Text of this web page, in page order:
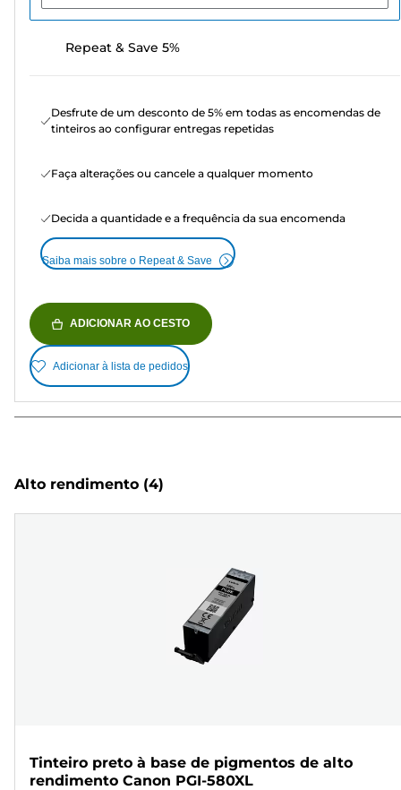
Repeat & Save 5%
Desfrute de um desconto de 5% em todas as encomendas de
tinteiros ao configurar entregas repetidas
Faça alterações ou cancele a qualquer momento
Decida a quantidade e a frequência da sua encomenda
Saiba mais sobre o Repeat & Save
ADICIONAR AO CESTO
Adicionar à lista de pedidos
Alto rendimento (4)
Tinteiro preto à base de pigmentos de alto
rendimento Canon PGI-580XL